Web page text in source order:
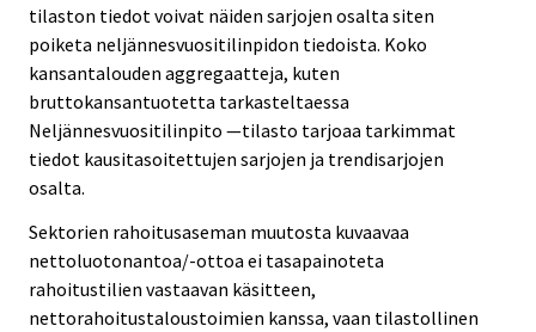
tilaston tiedot voivat näiden sarjojen osalta siten
poiketa neljännesvuositilinpidon tiedoista. Koko
kansantalouden aggregaatteja, kuten
bruttokansantuotetta tarkasteltaessa
Neljännesvuositilinpito —tilasto tarjoaa tarkimmat
tiedot kausitasoitettujen sarjojen ja trendisarjojen
osalta.
Sektorien rahoitusaseman muutosta kuvaavaa
nettoluotonantoa/-ottoa ei tasapainoteta
rahoitustilien vastaavan käsitteen,
nettorahoitustaloustoimien kanssa, vaan tilastollinen